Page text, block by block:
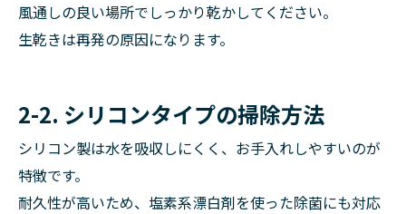
風通しの良い場所でしっかり乾かしてください。
生乾きは再発の原因になります。
2-2. シリコンタイプの掃除方法
シリコン製は水を吸収しにくく、お手入れしやすいのが
特徴です。
耐久性が高いため、塩素系漂白剤を使った除菌にも対応